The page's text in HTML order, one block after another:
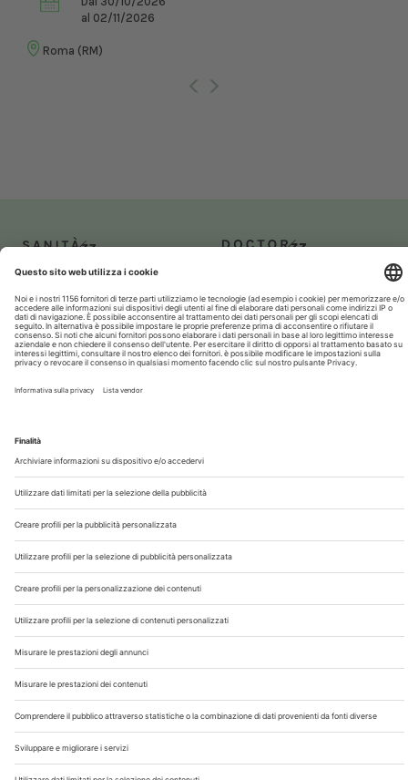
al 02/11/2026
Roma (RM)
Chi Siamo
Contatti
Note Legali
Privacy